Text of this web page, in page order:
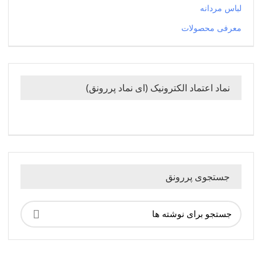
لباس مردانه
معرفی محصولات
نماد اعتماد الکترونیک (ای نماد پررونق)
جستجوی پررونق